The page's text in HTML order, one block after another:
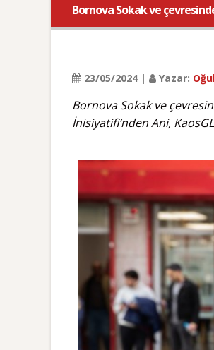
Bornova Sokak ve
23/05/2024 | Yazar:
Bornova Sokak ve
İnisiyatifi’nden Ani,